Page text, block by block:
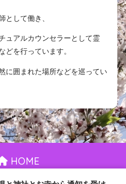
として働き、
ュアルカウンセラーとして霊
どを行っています。
に囲まれた場所などを巡ってい
HOME
ついて プライバシーポリシー